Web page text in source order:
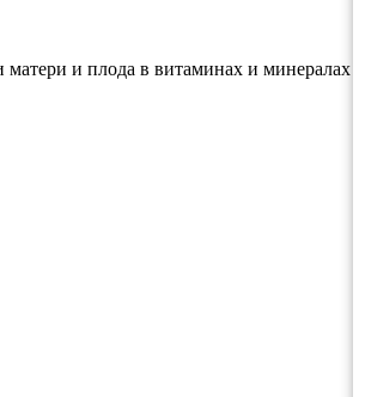
матери и плода в витаминах и минералах